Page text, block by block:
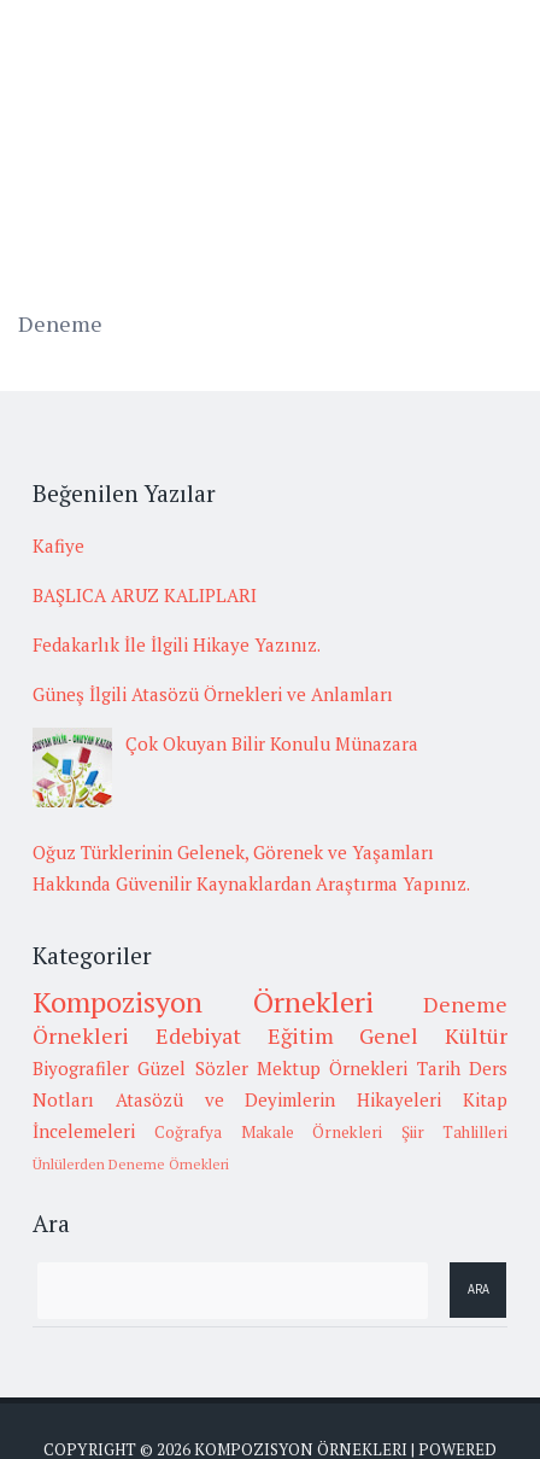
Deneme
Beğenilen Yazılar
Kafiye
BAŞLICA ARUZ KALIPLARI
Fedakarlık İle İlgili Hikaye Yazınız.
Güneş İlgili Atasözü Örnekleri ve Anlamları
Çok Okuyan Bilir Konulu Münazara
Oğuz Türklerinin Gelenek, Görenek ve Yaşamları
Hakkında Güvenilir Kaynaklardan Araştırma Yapınız.
Kategoriler
Kompozisyon Örnekleri
Deneme
Örnekleri
Edebiyat Eğitim Genel Kültür
Biyografiler Güzel Sözler Mektup Örnekleri Tarih Ders
Notları
Atasözü ve Deyimlerin Hikayeleri
Kitap
İncelemeleri
Coğrafya Makale Örnekleri Şiir Tahlilleri
Ünlülerden Deneme Örnekleri
Ara
COPYRIGHT © 2026KOMPOZISYON ÖRNEKLERI | POWERED